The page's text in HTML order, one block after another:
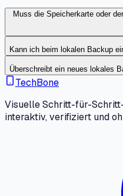
Muss die Speicherkarte oder
Kann ich beim lokalen Backup
Überschreibt ein neues lokales
TechBone
Visuelle Schritt-für-
interaktiv, verifiziert und